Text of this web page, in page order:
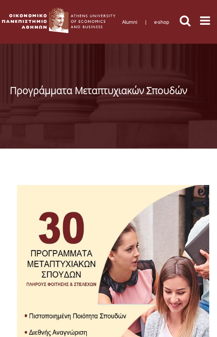
Alumni | e-shop
Προγράμματα Μεταπτυχιακών Σπουδών